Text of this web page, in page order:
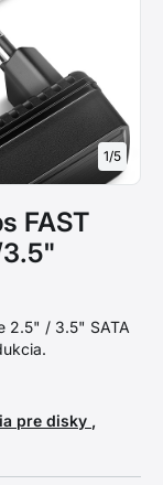
1/5
FAST
2.5" / 3.5" SATA
pre disky ,